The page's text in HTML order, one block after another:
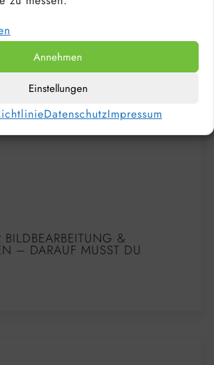
Annehmen
Einstellungen
DatenschutzImpressum
BILDBEARBEITUNG &
– DARAUF MUSST DU